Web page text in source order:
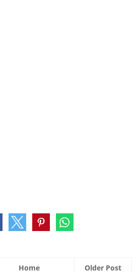
Older Post
Home